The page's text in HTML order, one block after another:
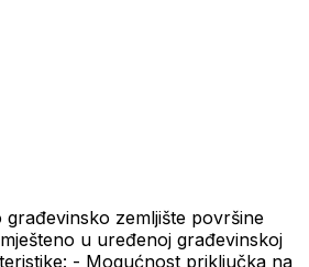
građevinsko zemljište površine
u uređenoj građevinskoj
- Mogućnost priključka na